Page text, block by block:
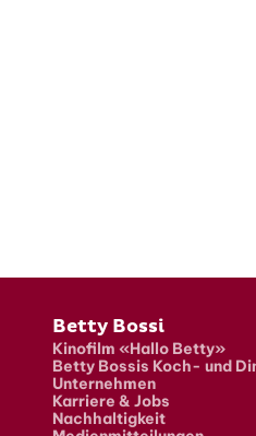
Fusszeile
Betty Bossi
Kinofilm «Hallo Betty»
Betty Bossis Koch- und
Unternehmen
Karriere & Jobs
Nachhaltigkeit